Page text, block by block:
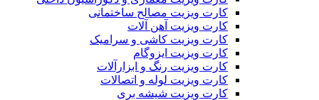
کارت ویزیت مصالح ساختمانی
کارت ویزیت آهن آلات
کارت ویزیت کاشی و سرامیک
کارت ویزیت ایزوگام
کارت ویزیت رنگ و ابزارآلات
کارت ویزیت لوله و اتصالات
کارت ویزیت شیشه بری